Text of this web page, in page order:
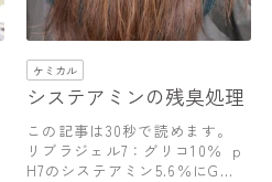
ケミカル
システアミンの残臭処理
この記事は30秒で読めます。
リブラジェル7：グリコ10％ ｐ
H7のシステアミン5.6％にG…